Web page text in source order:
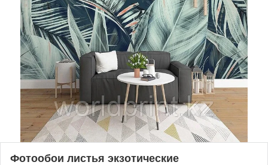
Фотообои листья экзотические